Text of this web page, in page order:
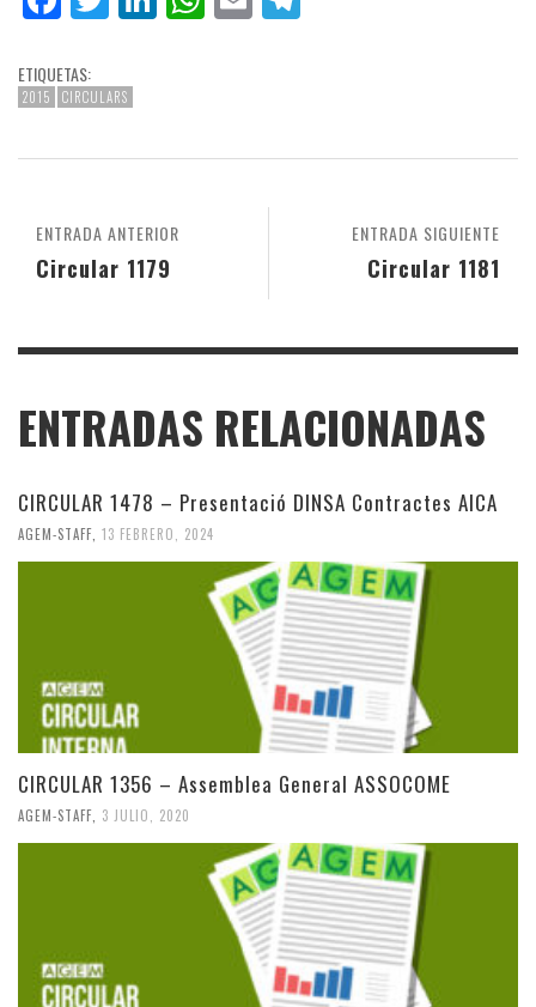
ETIQUETAS:
2015 CIRCULARS
ENTRADA SIGUIENTE
Circular 1181
ENTRADA ANTERIOR
Circular 1179
ENTRADAS RELACIONADAS
CIRCULAR 1478 – Presentació DINSA Contractes AICA
AGEM-STAFF 13 FEBRERO, 2024
CIRCULAR 1356 – Assemblea General ASSOCOME
AGEM-STAFF 3 JULIO, 2020